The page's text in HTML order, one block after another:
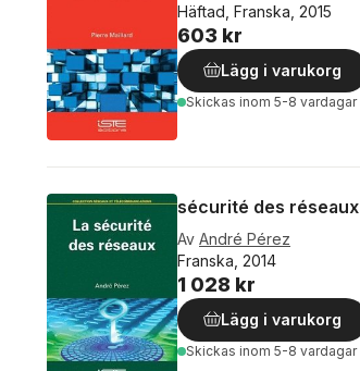
Häftad, Franska, 2015
603 kr
Lägg i varukorg
Skickas inom 5-8 vardagar
sécurité des réseaux
Av André Pérez
Franska, 2014
1 028 kr
Lägg i varukorg
Skickas inom 5-8 vardagar